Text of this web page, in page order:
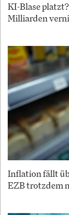
KI-Blase
Milliarden
Inflation fällt
EZB trotzdem